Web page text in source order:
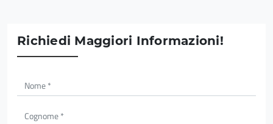
Richiedi Maggiori Informazioni!